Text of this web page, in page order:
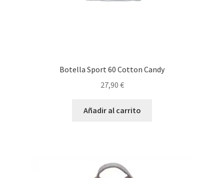
Botella Sport 60 Cotton Candy
27,90 €
Añadir al carrito